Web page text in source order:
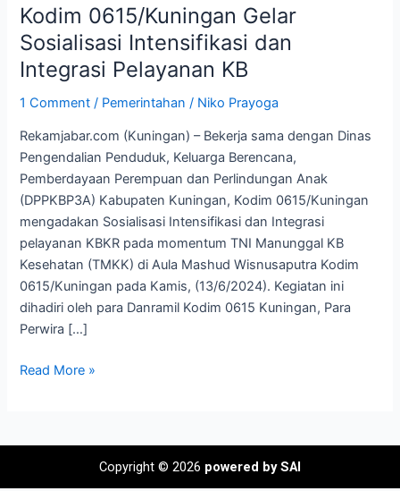
Kodim 0615/Kuningan Gelar
Sosialisasi Intensifikasi dan
Integrasi Pelayanan KB
1 Comment / Pemerintahan / Niko Prayoga
Rekamjabar.com (Kuningan) – Bekerja sama dengan Dinas
Pengendalian Penduduk, Keluarga Berencana,
Pemberdayaan Perempuan dan Perlindungan Anak
(DPPKBP3A) Kabupaten Kuningan, Kodim 0615/Kuningan
mengadakan Sosialisasi Intensifikasi dan Integrasi
pelayanan KBKR pada momentum TNI Manunggal KB
Kesehatan (TMKK) di Aula Mashud Wisnusaputra Kodim
0615/Kuningan pada Kamis, (13/6/2024). Kegiatan ini
dihadiri oleh para Danramil Kodim 0615 Kuningan, Para
Perwira […]
Gelar
Sosialisasi
Intensifikasi
dan
Integrasi
KB
Read More »
Copyright © 2026 powered by SAI